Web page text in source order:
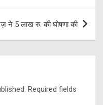
ने 5 लाख रु. की घोषणा की
Required fields